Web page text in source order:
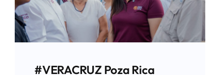
#VERACRUZ Poza Rica